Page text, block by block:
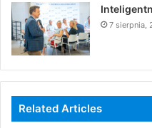
7 sierpnia,
Related Articles